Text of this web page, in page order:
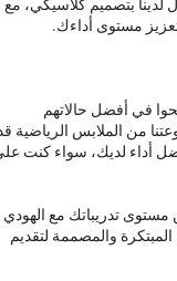
لدينا بتصميم كلاسيكي، مع
مستوى أداءك.
في أفضل حالاتهم
من الملابس الرياضية
أداء لديك، سواء كنت
مستوى تدريباتك مع الهودي
المبتكرة والمصممة لتقديم